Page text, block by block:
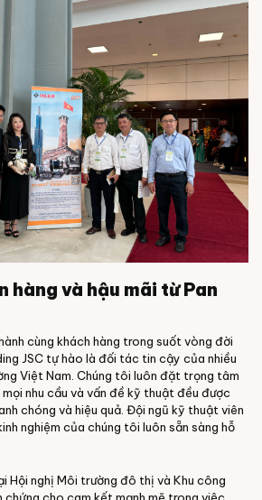
hàng và hậu mãi từ Pan
cùng khách hàng trong suốt vòng đời
JSC tự hào là đối tác tin cậy của nhiều
Việt Nam. Chúng tôi luôn đặt trọng tâm
nhu cầu và vấn đề kỹ thuật đều được
chóng và hiệu quả. Đội ngũ kỹ thuật viên
nghiệm của chúng tôi luôn sẵn sàng hỗ
Hội nghị Môi trường đô thị và Khu công
chứng cho cam kết mạnh mẽ trong việc